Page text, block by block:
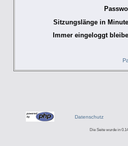
Sitzungslänge in
Immer eingeloggt
Datenschutz
Die Seite wurde in